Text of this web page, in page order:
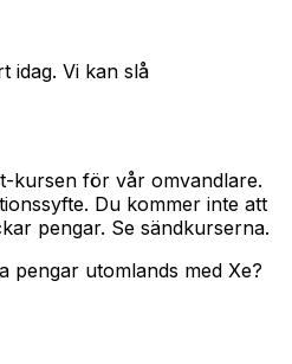
idag. Vi kan slå
kursen för vår omvandlare.
Du kommer inte att
pengar. Se sändkurserna.
pengar utomlands med Xe?